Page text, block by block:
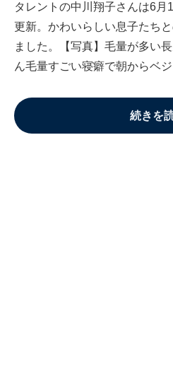
タレントの中川翔子さんは6月
更新。かわいらしい息子たち
ました。【写真】毛量が多い
ん毛量すごい寝癖で朝からベ
続きを